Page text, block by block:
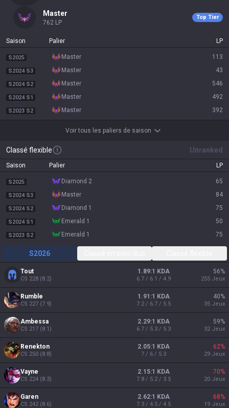
master
762 LP
Top Tier
Saison Palier LP
S2025 master 113
S2024 S3 master 43
S2024 S2 master 546
S2024 S1 master 492
S2023 S2 master 392
Voir tous les paliers de saison
Classé flexible Unranked
Saison Palier LP
S2025 diamond 2 65
S2024 S3 master 84
S2024 S2 diamond 1 75
S2024 S1 emerald 1 50
S2023 S2 emerald 1 75
S2026
Tout
CS 228 (8.2)
1.89:1 KDA
6.7 / 6.1 / 4.9
56%
255 Jeux
Rumble
CS 227 (7.9)
1.91:1 KDA
7.2 / 6.7 / 5.5
40%
35 Jeux
Ambessa
CS 217 (8.1)
2.29:1 KDA
6.7 / 5.3 / 5.3
59%
32 Jeux
Renekton
CS 250 (8.8)
2.05:1 KDA
7 / 6 / 5.3
62%
29 Jeux
Vayne
CS 224 (8.3)
2.15:1 KDA
7.8 / 5.2 / 3.5
70%
20 Jeux
Garen
CS 242(8.6)
2.62:1 KDA
7.3 / 4.5 / 4.5
68%
19 Jeux